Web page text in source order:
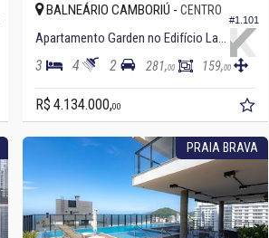
#1.101
BALNEÁRIO CAMBORIÚ - CENTRO
Apartamento Garden no Edifício La Madeson
3 4 2 281,00 159,00
R$ 4.134.000,00
PRAIA BRAVA